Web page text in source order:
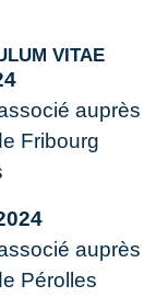
VITAE
auprès
Fribourg
auprès
Pérolles